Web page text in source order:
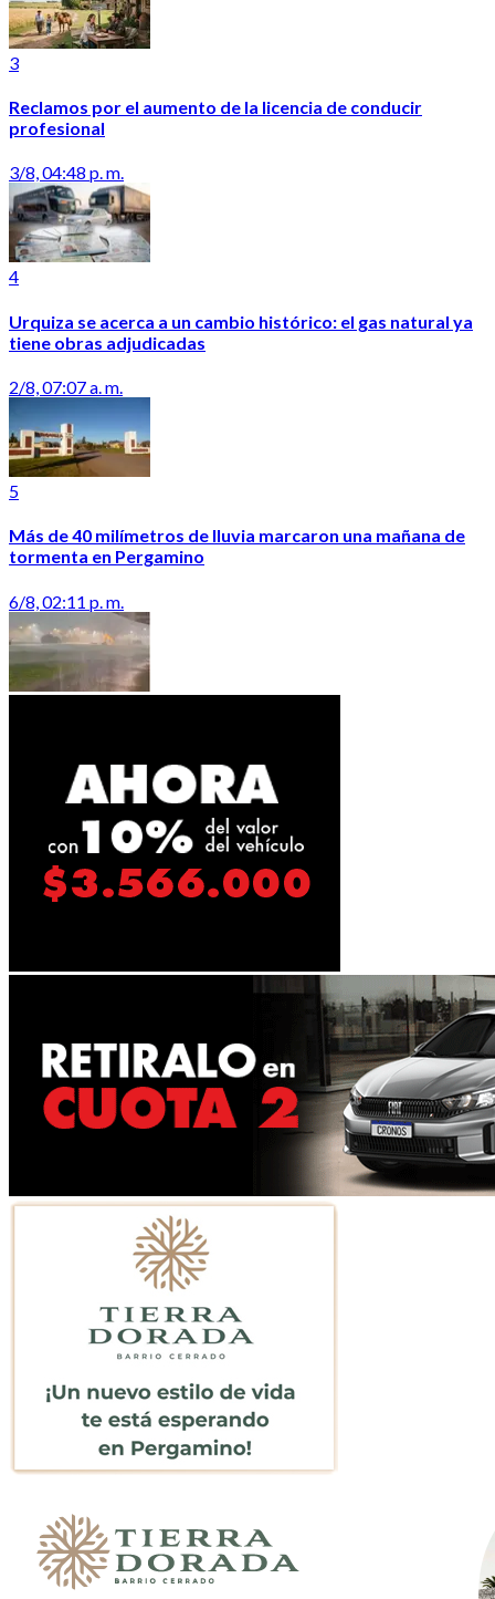
3
Reclamos por el aumento de la licencia de conducir
profesional
3/8, 04:48 p. m.
4
Urquiza se acerca a un cambio histórico: el gas natural ya
tiene obras adjudicadas
2/8, 07:07 a. m.
5
Más de 40 milímetros de lluvia marcaron una mañana de
tormenta en Pergamino
6/8, 02:11 p. m.